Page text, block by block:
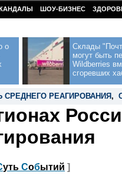
ШОУ-БИЗНЕС
о
Склады
могут быть
Wildberries
сгоревших
СРЕДНЕГО РЕАГИРОВАНИЯ ,
уть Событий ]